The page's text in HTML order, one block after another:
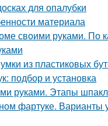
для опалубки
материала
своими руками. По
из пластиковых
подбор и установка
руками. Этапы
фартуке. Варианты